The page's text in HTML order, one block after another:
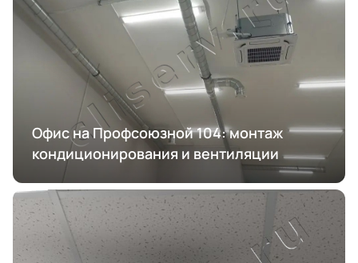
Офис на Профсоюзной 104: монтаж
кондиционирования и вентиляции